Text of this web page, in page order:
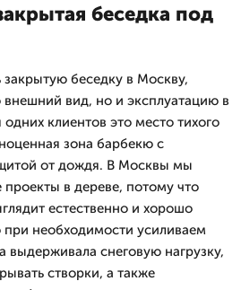
беседка под
беседку в Москву,
внешний вид, но и эксплуатацию в
клиентов это место тихого
зона барбекю с
от дождя. В Москвы мы
в дереве, потому что
естественно и хорошо
при необходимости усиливаем
выдерживала снеговую нагрузку,
створки, а также